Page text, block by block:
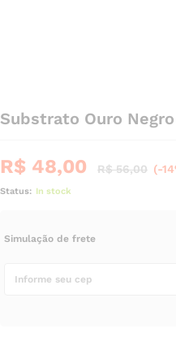
Substrato Ouro
R$ 48,00 R$56,00 (-
Status: In stock
Simulação de frete